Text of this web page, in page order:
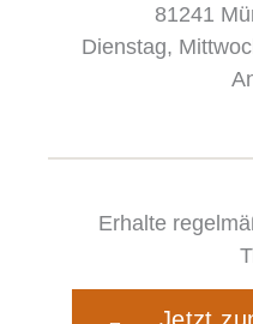
81241
Dienstag,
Erhalte